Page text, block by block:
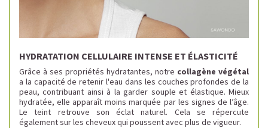
HYDRATATION CELLULAIRE INTENSE ET ÉLASTICITÉ
Grâce à ses propriétés hydratantes, notre collagène végétal
a la capacité de retenir l'eau dans les couches profondes de la
peau, contribuant ainsi à la garder souple et élastique. Mieux
hydratée, elle apparaît moins marquée par les signes de l’âge.
Le teint retrouve son éclat naturel. Cela se répercute
également sur les cheveux qui poussent avec plus de vigueur.